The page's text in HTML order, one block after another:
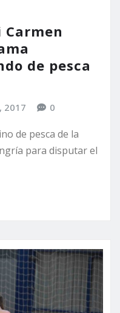
de pesca
2017 0
de pesca de la
para disputar el